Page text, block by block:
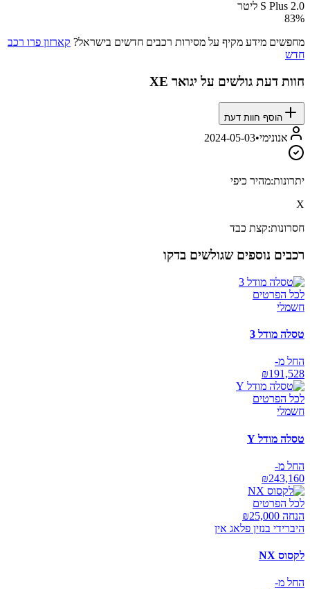
S Plus 2.0 ליטר
83%
מחפשים מידע מקיף על מסירות רכבים חדשים בישראל? קארזון פרו רכב
חדש
חוות דעת גולשים על יגואר XE
הוסף חוות דעת
אנונימי•
2024-05-03
יתרונות:מהיר כיפי
X
חסרונות:קצת כבד
רכבים נוספים שגולשים בדקו
לכל הפרטים
חשמלי
טסלה מודל 3
החל מ-
₪191,528
לכל הפרטים
חשמלי
טסלה מודל Y
החל מ-
₪243,160
לכל הפרטים
הנחה ₪ 25,000
היברידי בנזין פלאג אין
לקסוס NX
החל מ-